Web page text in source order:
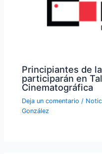
Principiantes de
participarán en
Cinematográfica
Deja un comentario /
González